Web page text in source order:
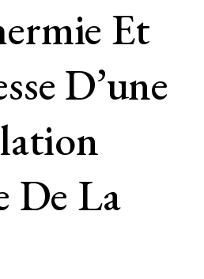
Et
D’une
De La